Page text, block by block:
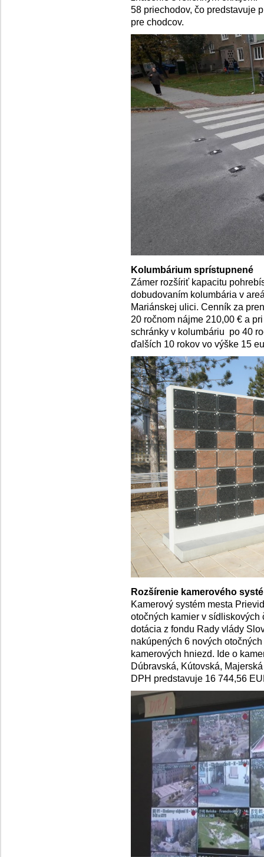
58 priechodov, čo predstavuje
pre chodcov.
Kolumbárium sprístupnené
Zámer rozšíriť kapacitu
dobudovaním kolumbária v
Mariánskej ulici. Cenník za
20 ročnom nájme 210,00 € a
schránky v kolumbáriu po 40
ďalších 10 rokov vo výške 15
Rozšírenie kamerového
Kamerový systém mesta
otočných kamier v
dotácia z fondu Rady vlády
nakúpených 6 nových
kamerových hniezd. Ide o
Dúbravská, Kútovská,
DPH predstavuje 16 744,56